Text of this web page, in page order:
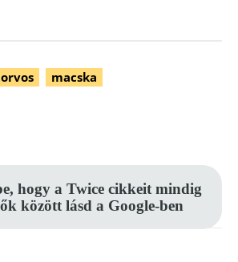
macska
hogy a Twice cikkeit mindig
között lásd a Google-ben